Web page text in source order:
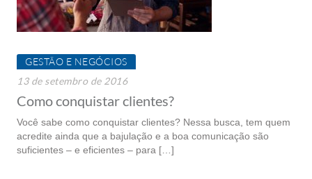
GESTÃO E NEGÓCIOS
13 de setembro de 2016
Como conquistar clientes?
Você sabe como conquistar clientes? Nessa busca, tem quem
acredite ainda que a bajulação e a boa comunicação são
suficientes – e eficientes – para […]